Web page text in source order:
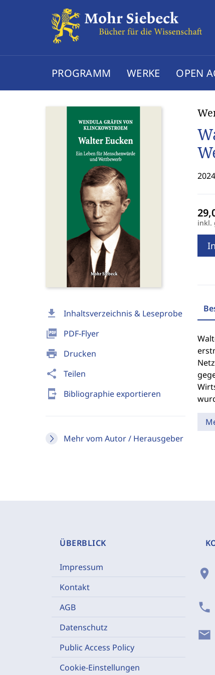
PROGRAMM WERKE OPEN
download Inhaltsverzeichnis & Leseprobe
picture_as_pdf PDF-Flyer
print Drucken
share Teilen
send_to_mobile Bibliographie exportieren
Mehr vom Autor / Herausgeber
inkl.
ÜBERBLICK
Impressum
Kontakt
AGB
Datenschutz
Public Access Policy
Cookie-Einstellungen
location_on
phone
mail